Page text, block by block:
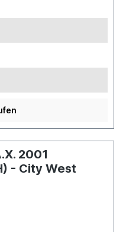
2001
- City West